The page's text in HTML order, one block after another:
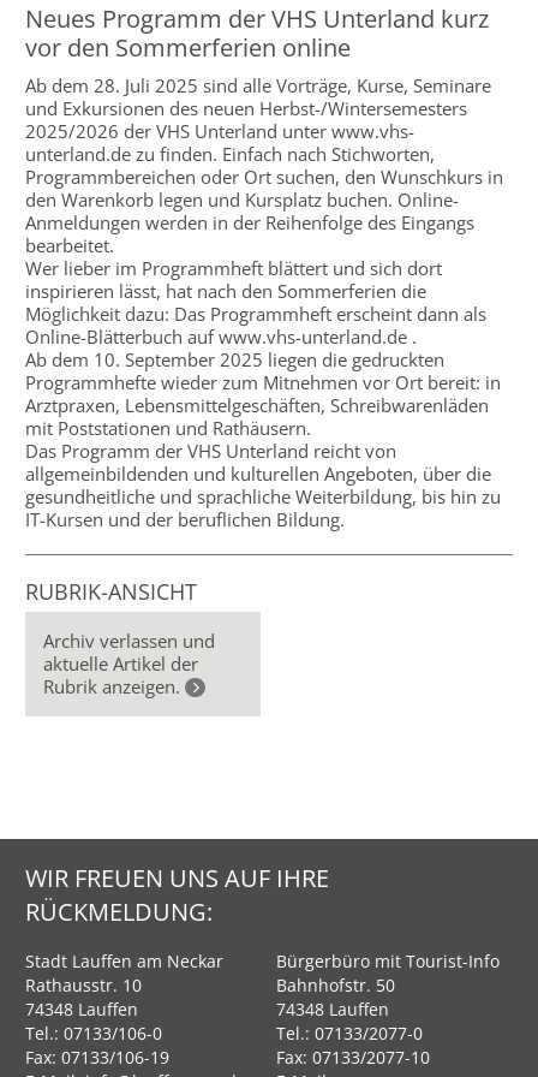
Neues Programm der VHS Unterland kurz
vor den Sommerferien online
Ab dem 28. Juli 2025 sind alle Vorträge, Kurse, Seminare
und Exkursionen des neuen Herbst-/Wintersemesters
2025/2026 der VHS Unterland unter www.vhs-
unterland.de zu finden. Einfach nach Stichworten,
Programmbereichen oder Ort suchen, den Wunschkurs in
den Warenkorb legen und Kursplatz buchen. Online-
Anmeldungen werden in der Reihenfolge des Eingangs
bearbeitet.
Wer lieber im Programmheft blättert und sich dort
inspirieren lässt, hat nach den Sommerferien die
Möglichkeit dazu: Das Programmheft erscheint dann als
Online-Blätterbuch auf www.vhs-unterland.de .
Ab dem 10. September 2025 liegen die gedruckten
Programmhefte wieder zum Mitnehmen vor Ort bereit: in
Arztpraxen, Lebensmittelgeschäften, Schreibwarenläden
mit Poststationen und Rathäusern.
Das Programm der VHS Unterland reicht von
allgemeinbildenden und kulturellen Angeboten, über die
gesundheitliche und sprachliche Weiterbildung, bis hin zu
IT-Kursen und der beruflichen Bildung.
RUBRIK-ANSICHT
Archiv verlassen und
aktuelle Artikel der
Rubrik anzeigen.
WIR FREUEN UNS AUF IHRE
RÜCKMELDUNG:
Stadt Lauffen am Neckar
Rathausstr. 10
74348 Lauffen
Tel.: 07133/106-0
Fax: 07133/106-19
Bürgerbüro mit Tourist-Info
Bahnhofstr. 50
74348 Lauffen
Tel.:07133/2077-0
Fax: 07133/2077-10